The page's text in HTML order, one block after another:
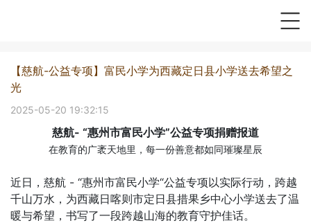
【慈航-公益专项】富民小学为西藏定日县小学送去希望之
光
2025-05-20 19:32:15
慈航- “惠州市富民小学”公益专项捐赠报道
在教育的广袤天地里，每一份善意都如同璀璨星辰
近日，慈航 - “惠州市富民小学“公益专项以实际行动，跨越
千山万水，为西藏日喀则市定日县措果乡中心小学送去了温
暖与希望，书写了一段跨越山海的教育守护佳话。